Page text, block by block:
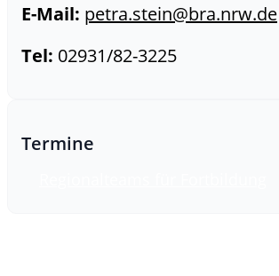
E-Mail: petra.stein@bra.nrw.de
Tel: 02931/82-3225
Termine